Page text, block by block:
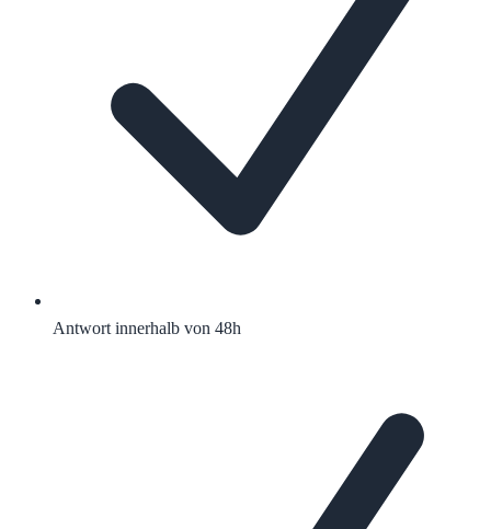
Antwort innerhalb von 48h